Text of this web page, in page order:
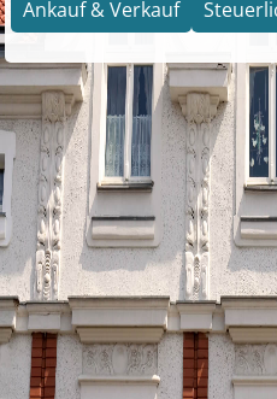
Ankauf & Verkauf